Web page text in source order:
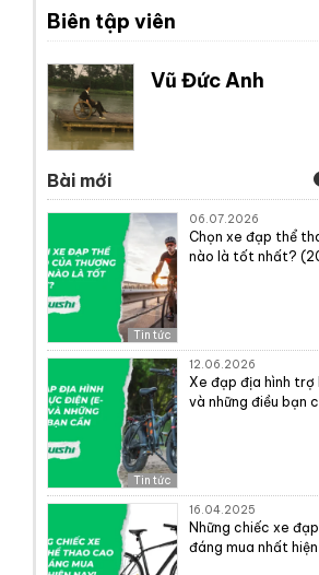
Biên tập viên
Vũ Đức Anh
Bài mới
Tin tức
06.07.2026
Chọn xe đạp thể
nào là tốt nhất?
Tin tức
12.06.2026
Xe đạp địa hình trợ
và những điều bạn
16.04.2025
Những chiếc xe
đáng mua nhất